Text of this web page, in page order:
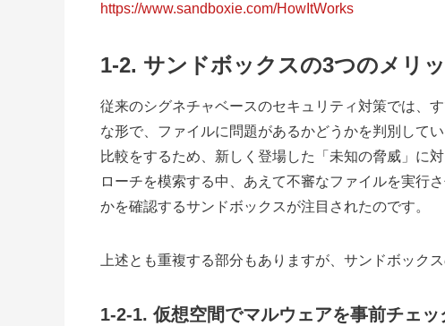
https://www.sandboxie.com/HowItWorks
1-2. サンドボックスの3つのメリ
従来のシグネチャベースのセキュリティ対策では、
な形で、ファイルに問題があるかどうかを判別して
比較をするため、新しく登場した「未知の脅威」に
ローチを模索する中、あえて不審なファイルを実行
かを確認するサンドボックスが注目されたのです。
上述とも重複する部分もありますが、サンドボック
1-2-1. 仮想空間でマルウェアを事前チェッ